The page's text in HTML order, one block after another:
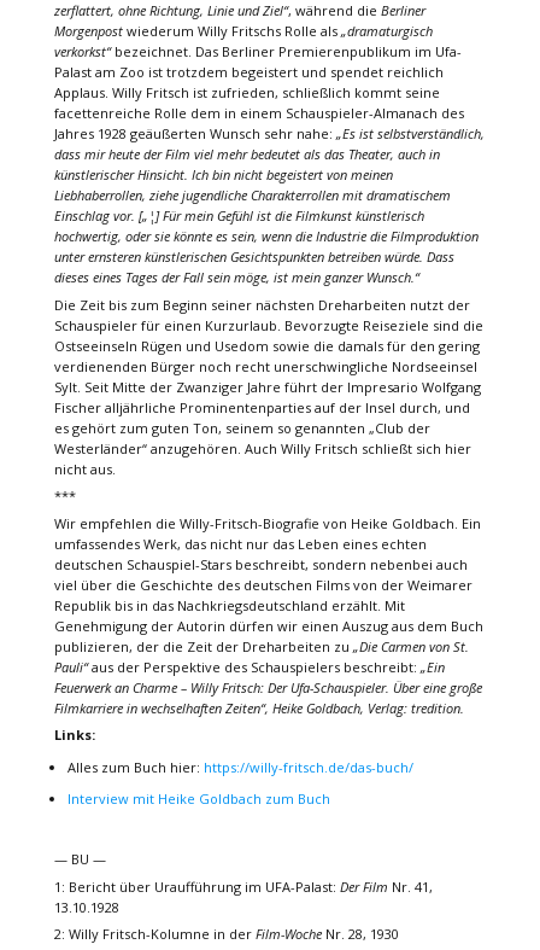
zerflattert, ohne Richtung, Linie und Ziel“, während die Berliner
Morgenpost wiederum Willy Fritschs Rolle als „dramaturgisch
verkorkst“ bezeichnet. Das Berliner Premierenpublikum im Ufa-
Palast am Zoo ist trotzdem begeistert und spendet reichlich
Applaus. Willy Fritsch ist zufrieden, schließlich kommt seine
facettenreiche Rolle dem in einem Schauspieler-Almanach des
Jahres 1928 geäußerten Wunsch sehr nahe: „Es ist selbstverständlich,
dass mir heute der Film viel mehr bedeutet als das Theater, auch in
künstlerischer Hinsicht. Ich bin nicht begeistert von meinen
Liebhaberrollen, ziehe jugendliche Charakterrollen mit dramatischem
Einschlag vor. [„¦] Für mein Gefühl ist die Filmkunst künstlerisch
hochwertig, oder sie könnte es sein, wenn die Industrie die Filmproduktion
unter ernsteren künstlerischen Gesichtspunkten betreiben würde. Dass
dieses eines Tages der Fall sein möge, ist mein ganzer Wunsch.“
Die Zeit bis zum Beginn seiner nächsten Dreharbeiten nutzt der
Schauspieler für einen Kurzurlaub. Bevorzugte Reiseziele sind die
Ostseeinseln Rügen und Usedom sowie die damals für den gering
verdienenden Bürger noch recht unerschwingliche Nordseeinsel
Sylt. Seit Mitte der Zwanziger Jahre führt der Impresario Wolfgang
Fischer alljährliche Prominentenparties auf der Insel durch, und
es gehört zum guten Ton, seinem so genannten „Club der
Westerländer“ anzugehören. Auch Willy Fritsch schließt sich hier
nicht aus.
***
Wir empfehlen die Willy-Fritsch-Biografie von Heike Goldbach. Ein
umfassendes Werk, das nicht nur das Leben eines echten
deutschen Schauspiel-Stars beschreibt, sondern nebenbei auch
viel über die Geschichte des deutschen Films von der Weimarer
Republik bis in das Nachkriegsdeutschland erzählt. Mit
Genehmigung der Autorin dürfen wir einen Auszug aus dem Buch
publizieren, der die Zeit der Dreharbeiten zu „Die Carmen von St.
Pauli“aus der Perspektive des Schauspielers beschreibt: „Ein
Feuerwerk an Charme – Willy Fritsch: Der Ufa-Schauspieler. Über eine große
Filmkarriere in wechselhaften Zeiten“, Heike Goldbach, Verlag: tredition.
Links:
Alles zum Buch hier: https://willy-fritsch.de/das-buch/
Interview mit Heike Goldbach zum Buch
— BU —
1: Bericht über Uraufführung im UFA-Palast: Der Film Nr. 41,
13.10.1928
2: Willy Fritsch-Kolumne in der Film-WocheNr. 28, 1930